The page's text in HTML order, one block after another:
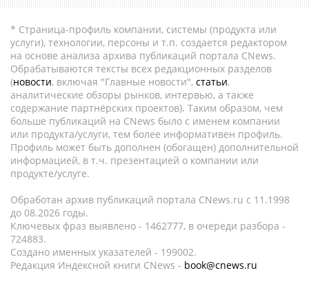
* Страница-профиль компании, системы (продукта или
услуги), технологии, персоны и т.п. создается редактором
на основе анализа архива публикаций портала CNews.
Обрабатываются тексты всех редакционных разделов
(новости, включая "Главные новости", статьи,
аналитические обзоры рынков, интервью, а также
содержание партнёрских проектов). Таким образом, чем
больше публикаций на CNews было с именем компании
или продукта/услуги, тем более информативен профиль.
Профиль может быть дополнен (обогащен) дополнительной
информацией, в т.ч. презентацией о компании или
продукте/услуге.
Обработан архив публикаций портала CNews.ru c 11.1998
до 08.2026 годы.
Ключевых фраз выявлено - 1462777, в очереди разбора -
724883.
Создано именных указателей - 199002.
Редакция Индексной книги CNews - book@cnews.ru